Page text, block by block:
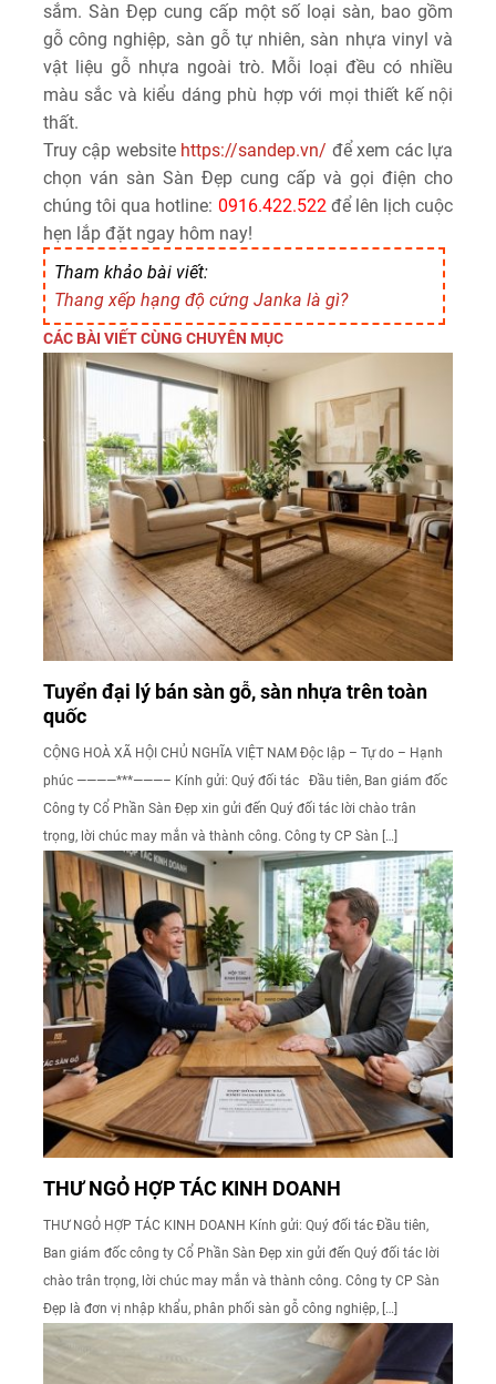
sắm. Sàn Đẹp cung cấp một số loại sàn, bao gồm
gỗ công nghiệp, sàn gỗ tự nhiên, sàn nhựa vinyl và
vật liệu gỗ nhựa ngoài trò. Mỗi loại đều có nhiều
màu sắc và kiểu dáng phù hợp với mọi thiết kế nội
thất.
Truy cập website https://sandep.vn/ để xem các lựa
chọn ván sàn Sàn Đẹp cung cấp và gọi điện cho
chúng tôi qua hotline: 0916.422.522để lên lịch cuộc
hẹn lắp đặt ngay hôm nay!
Tham khảo bài viết:
Thang xếp hạng độ cứng Janka là gì?
CÁC BÀI VIẾT CÙNG CHUYÊN MỤC
Tuyển đại lý bán sàn gỗ, sàn nhựa trên toàn
quốc
CỘNG HOÀ XÃ HỘI CHỦ NGHĨA VIỆT NAM Độc lập – Tự do – Hạnh
phúc ————***———– Kính gửi: Quý đối tác Đầu tiên, Ban giám đốc
Công ty Cổ Phần Sàn Đẹp xin gửi đến Quý đối tác lời chào trân
trọng, lời chúc may mắn và thành công. Công ty CP Sàn […]
THƯ NGỎ HỢP TÁC KINH DOANH
THƯ NGỎ HỢP TÁC KINH DOANH Kính gửi: Quý đối tác Đầu tiên,
Ban giám đốc công ty Cổ Phần Sàn Đẹp xin gửi đến Quý đối tác lời
chào trân trọng, lời chúc may mắn và thành công. Công ty CP Sàn
Đẹp là đơn vị nhập khẩu, phân phối sàn gỗ công nghiệp, […]